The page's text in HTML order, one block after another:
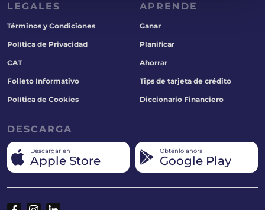
LEGALES
Términos y Condiciones
Política de Privacidad
CAT
Folleto Informativo
Política de Cookies
APRENDE
Ganar
Planificar
Ahorrar
Tips de tarjeta de crédito
Diccionario Financiero
DESCARGA
Descargar en
Apple Store
Obténlo ahora
Google Play